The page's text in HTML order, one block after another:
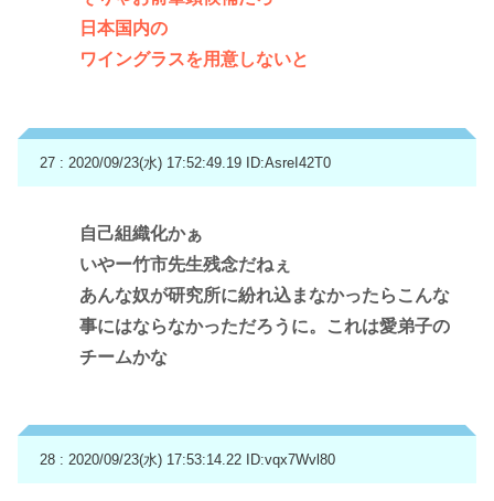
日本国内の
ワイングラスを用意しないと
27 : 2020/09/23(水) 17:52:49.19 ID:AsreI42T0
自己組織化かぁ
いやー竹市先生残念だねぇ
あんな奴が研究所に紛れ込まなかったらこんな
事にはならなかっただろうに。これは愛弟子の
チームかな
28 : 2020/09/23(水) 17:53:14.22 ID:vqx7Wvl80